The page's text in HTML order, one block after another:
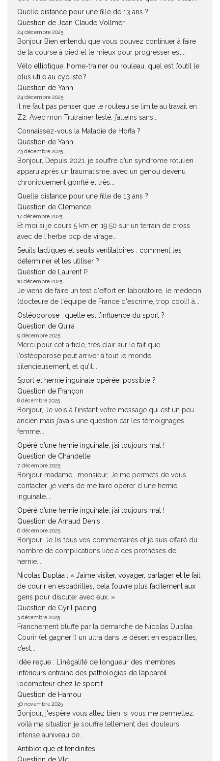
Quelle distance pour une fille de 13 ans ?
Question de Jean Claude Vollmer
24 décembre 2025
Bonjour Bien entendu que vous pouvez continuer à faire
de la course à pied et le mieux pour progresser est...
Vélo elliptique, home-trainer ou rouleau, quel est l’outil le
plus utile au cycliste ?
Question de Yann
24 décembre 2025
Il ne faut pas penser que le rouleau se limite au travail en
Z2. Avec mon Trutrainer lesté, j’atteins sans...
Connaissez-vous la Maladie de Hoffa ?
Question de Yann
23 décembre 2025
Bonjour, Depuis 2021, je souffre d’un syndrome rotulien
apparu après un traumatisme, avec un genou devenu
chroniquement gonflé et très...
Quelle distance pour une fille de 13 ans ?
Question de Clémence
17 décembre 2025
Et moi si je cours 5 km en 19.50 sur un terrain de cross
avec de l'herbe bcp de virage...
Seuils lactiques et seuils ventilatoires : comment les
déterminer et les utiliser ?
Question de Laurent P.
10 décembre 2025
Je viens de faire un test d'effort en laboratoire, le médecin
(docteure de l'équipe de France d'escrime, trop cool!) à...
Ostéoporose : quelle est l’influence du sport ?
Question de Quira
9 décembre 2025
Merci pour cet article, très clair sur le fait que
l’ostéoporose peut arriver à tout le monde,
silencieusement, et qu’il...
Sport et hernie inguinale opérée, possible ?
Question de Françon
8 décembre 2025
Bonjour, Je vois à l’instant votre message qui est un peu
ancien mais j’avais une question car les témoignages
femme...
Opéré d’une hernie inguinale, j’ai toujours mal !
Question de Chandelle
7 décembre 2025
Bonjour madame , monsieur, Je me permets de vous
contacter ,je viens de me faire opérer d une hernie
inguinale....
Opéré d’une hernie inguinale, j’ai toujours mal !
Question de Arnaud Denis
6 décembre 2025
Bonjour. Je lis tous vos commentaires et je suis effaré du
nombre de complications liée à ces prothèses de
hernie....
Nicolas Duplàa : « J’aime visiter, voyager, partager et le fait
de courir en espadrilles, cela t’ouvre plus facilement aux
gens pour discuter avec eux. »
Question de Cyril pacing
3 décembre 2025
Franchement bluffé par la démarche de Nicolas Duplàa.
Courir (et gagner !) un ultra dans le désert en espadrilles,
c’est...
Idée reçue : L’inégalité de longueur des membres
inférieurs entraine des pathologies de l’appareil
locomoteur chez le sportif
Question de Hamou
30 novembre 2025
Bonjour, j'espère vous allez bien. si vous me permettez.
voilà ma situation je souffre tellement des douleurs
intense auniveau de...
Antibiotique et tendinites